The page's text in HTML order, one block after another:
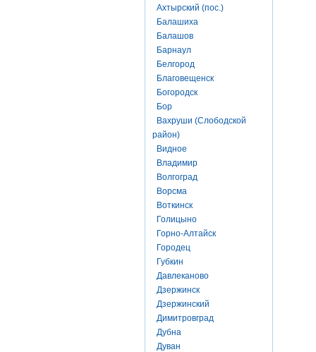
Ахтырский (пос.)
Балашиха
Балашов
Барнаул
Белгород
Благовещенск
Богородск
Бор
Вахруши (Слободской
район)
Видное
Владимир
Волгоград
Ворсма
Воткинск
Голицыно
Горно-Алтайск
Городец
Губкин
Давлеканово
Дзержинск
Дзержинский
Димитровград
Дубна
Дуван